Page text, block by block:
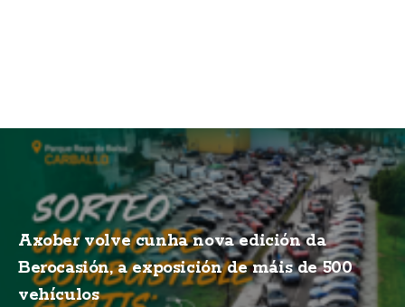
Axober volve cunha nova edición da
Berocasión, a exposición de máis de 500
vehículos